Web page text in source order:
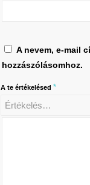
A nevem, e-mail
hozzászólásomhoz.
A te értékelésed *